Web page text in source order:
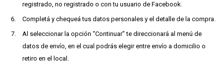
registrado, no registrado o con tu usuario de Facebook.
Completá y chequeá tus datos personales y el detalle de la compra.
Al seleccionar la opción “Continuar” te direccionará al menú de
datos de envío, en el cual podrás elegir entre envío a domicilio o
retiro en el local.